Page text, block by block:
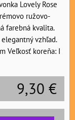
Lovely Rose
ružovo-
farebná kvalita.
vzhľad.
Veľkosť koreňa: I
9,30 €